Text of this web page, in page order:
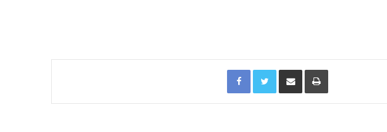
Facebook Twitter